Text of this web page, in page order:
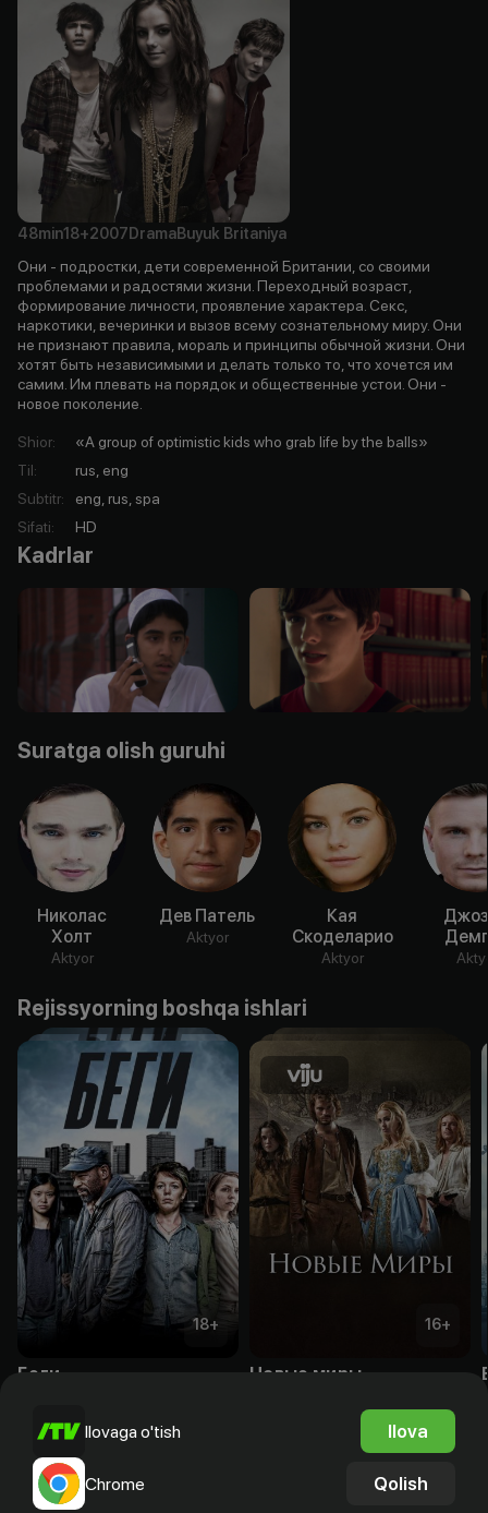
48min18+2007 DramaBuyuk Britaniya
Они - подростки, дети современной Британии, со своими
проблемами и радостями жизни. Переходный возраст,
формирование личности, проявление характера. Секс,
наркотики, вечеринки и вызов всему сознательному миру. Они
не признают правила, мораль и принципы обычной жизни. Они
хотят быть независимыми и делать только то, что хочется им
самим. Им плевать на порядок и общественные устои. Они -
новое поколение.
Shior:
«A group of optimistic kids who grab life by the balls»
Til:
rus, eng
Subtitr:
eng, rus, spa
Sifati: HD
Kadrlar
Suratga olish guruhi
Николас
Холт
Aktyor
Дев Патель
Aktyor
Кая
Скоделарио
Aktyor
Rejissyorning boshqa ishlari
18+
Беги
16+
Новые миры
Ilovaga o'tish Ilova
Chrome Qolish